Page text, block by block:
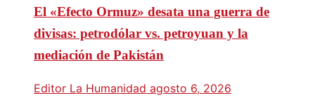
El «Efecto Ormuz» desata una guerra de
divisas: petrodólar vs. petroyuan y la
mediación de Pakistán
Editor La Humanidad agosto 6, 2026